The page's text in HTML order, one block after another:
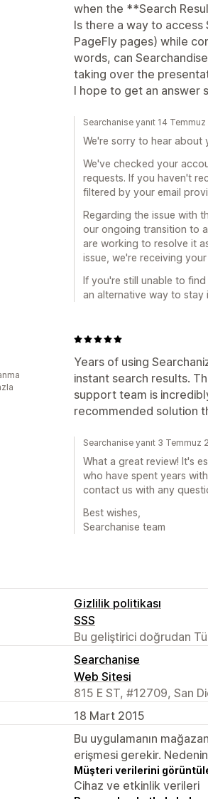
when the **Search
Is there a way to
PageFly pages) while
words, can
taking over the
I hope to get an answer
Searchanise yanıt 14
We're sorry to hear about
We've checked your
requests. If you haven't
filtered by your email
Regarding the issue with
our ongoing transition to
are working to resolve it
issue, we're receiving
If you're still unable to
an alternative way to stay
Years of using
instant search results.
support team is
recommended solution
Searchanise yanıt 3 Temmuz
What a great review! It's
who have spent years
contact us with any
Best wishes,
Searchanise team
Gizlilik politikası
SSS
Bu geliştirici doğrudan
Searchanise
Web Sitesi
815 E ST, #12709, San
18 Mart 2015
Bu uygulamanın
erişmesi gerekir.
Müşteri verilerini
Cihaz ve etkinlik verileri